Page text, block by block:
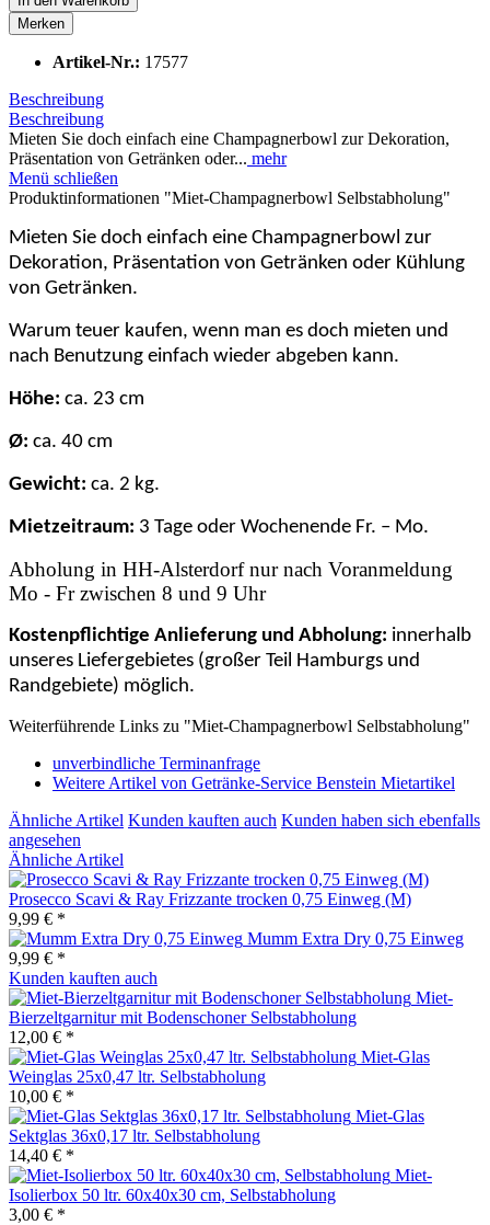
Merken
Artikel-Nr.: 17577
Beschreibung
Beschreibung
Mieten Sie doch einfach eine Champagnerbowl zur Dekoration,
Präsentation von Getränken oder... mehr
Menü schließen
Produktinformationen "Miet-Champagnerbowl Selbstabholung"
Mieten Sie doch einfach eine Champagnerbowl zur
Dekoration, Präsentation von Getränken oder Kühlung
von Getränken.
Warum teuer kaufen, wenn man es doch mieten und
nach Benutzung einfach wieder abgeben kann.
Höhe: ca. 23 cm
Ø: ca. 40 cm
Gewicht: ca. 2 kg.
Mietzeitraum: 3 Tage oder Wochenende Fr. – Mo.
Abholung in HH-Alsterdorf nur nach Voranmeldung
Mo - Fr zwischen 8 und 9 Uhr
Kostenpflichtige Anlieferung und Abholung: innerhalb
unseres Liefergebietes (großer Teil Hamburgs und
Randgebiete) möglich.
Weiterführende Links zu "Miet-Champagnerbowl Selbstabholung"
unverbindliche Terminanfrage
Weitere Artikel von Getränke-Service Benstein Mietartikel
Ähnliche Artikel Kunden kauften auch Kunden haben sich ebenfalls
angesehen
Ähnliche Artikel
Prosecco Scavi & Ray Frizzante trocken 0,75 Einweg (M)
9,99 € *
Mumm Extra Dry 0,75 Einweg
9,99 € *
Kunden kauften auch
Miet-
Bierzeltgarnitur mit Bodenschoner Selbstabholung
12,00 € *
Miet-Glas
Weinglas 25x0,47 ltr. Selbstabholung
10,00 € *
Miet-Glas
Sektglas 36x0,17 ltr. Selbstabholung
14,40 € *
Miet-
Isolierbox 50 ltr. 60x40x30 cm, Selbstabholung
3,00 € *